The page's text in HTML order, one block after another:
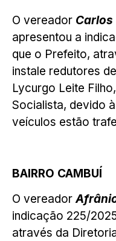
O vereador Carlos
apresentou a
que o Prefeito,
instale redutores
Lycurgo Leite
Socialista, devido
veículos estão
BAIRRO CAMBUÍ
O vereador
indicação 225/
através da